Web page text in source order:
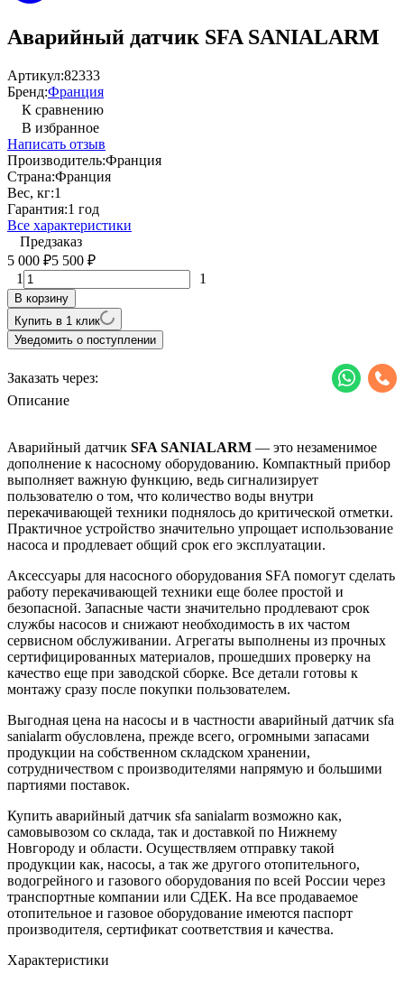
Аварийный датчик SFA SANIALARM
Артикул:82333
Бренд:Франция
К сравнению
В избранное
Написать отзыв
Производитель:Франция
Страна:Франция
Вес, кг:1
Гарантия:1 год
Все характеристики
Предзаказ
5 000 ₽5 500 ₽
1 1
В корзину
Купить в 1 клик
Уведомить о поступлении
Заказать через:
Описание
Аварийный датчик SFA SANIALARM — это незаменимое
дополнение к насосному оборудованию. Компактный прибор
выполняет важную функцию, ведь сигнализирует
пользователю о том, что количество воды внутри
перекачивающей техники поднялось до критической отметки.
Практичное устройство значительно упрощает использование
насоса и продлевает общий срок его эксплуатации.
Аксессуары для насосного оборудования SFA помогут сделать
работу перекачивающей техники еще более простой и
безопасной. Запасные части значительно продлевают срок
службы насосов и снижают необходимость в их частом
сервисном обслуживании. Агрегаты выполнены из прочных
сертифицированных материалов, прошедших проверку на
качество еще при заводской сборке. Все детали готовы к
монтажу сразу после покупки пользователем.
Выгодная цена на насосы и в частности аварийный датчик sfa
sanialarm обусловлена, прежде всего, огромными запасами
продукции на собственном складском хранении,
сотрудничеством с производителями напрямую и большими
партиями поставок.
Купить аварийный датчик sfa sanialarm возможно как,
самовывозом со склада, так и доставкой по Нижнему
Новгороду и области. Осуществляем отправку такой
продукции как, насосы, а так же другого отопительного,
водогрейного и газового оборудования по всей России через
транспортные компании или СДЕК. На все продаваемое
отопительное и газовое оборудование имеются паспорт
производителя, сертификат соответствия и качества.
Характеристики